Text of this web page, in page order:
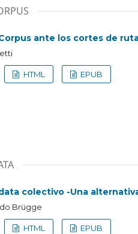
ante los cortes de
HTML EPUB
colectivo -Una
Brügge
HTML EPUB